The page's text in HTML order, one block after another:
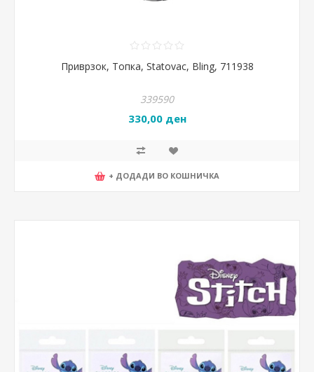
Приврзок, Топка, Statovac, Bling, 711938
339590
330,00 ден
+ ДОДАДИ ВО КОШНИЧКА